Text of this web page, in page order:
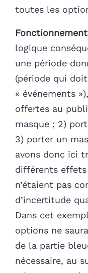
toutes les
logique
une période
(période qui
« événements
offertes au
masque ; 2)
3) porter un
avons donc ici
différents
n’étaient pas
d’incertitude
Dans cet
options ne
de la partie
nécessaire, au